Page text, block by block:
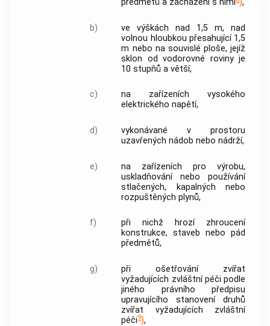
předmětů a zacházení s nimi ),
b)
ve výškách nad 1,5 m, nad
volnou hloubkou přesahující 1,5
m nebo na souvislé ploše, jejíž
sklon od vodorovné roviny je
10 stupňů a větší,
c)
na zařízeních vysokého
elektrického napětí,
d)
vykonávané v prostoru
uzavřených nádob nebo nádrží,
e)
na zařízeních pro výrobu,
uskladňování nebo používání
stlačených, kapalných nebo
rozpuštěných plynů,
f)
při nichž hrozí zhroucení
konstrukce, staveb nebo pád
předmětů,
g)
při ošetřování zvířat
vyžadujících zvláštní péči podle
jiného právního předpisu
upravujícího stanovení druhů
zvířat vyžadujících zvláštní
péči9),